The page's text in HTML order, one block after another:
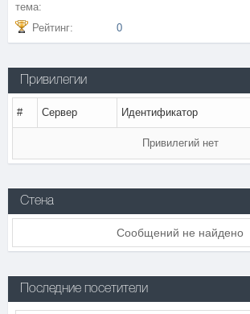
тема:
Рейтинг: 0
Привилегии
# Сервер Идентификатор
Привилегий нет
Стена
Сообщений не найдено
Последние посетители